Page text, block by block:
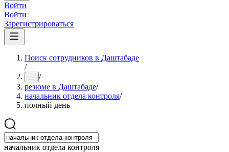
Войти
Войти
Зарегистрироваться
Поиск сотрудников в Даштабаде
/
... /
резюме в Даштабаде/
начальник отдела контроля/
полный день
начальник отдела контроля